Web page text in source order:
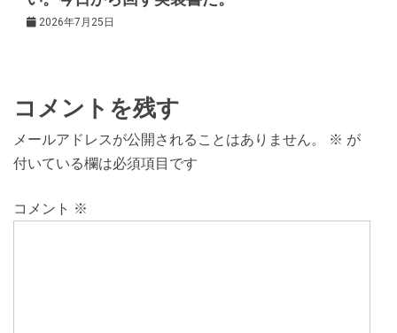
2026年7月25日
コメントを残す
メールアドレスが公開されることはありません。 ※ が
付いている欄は必須項目です
コメント ※